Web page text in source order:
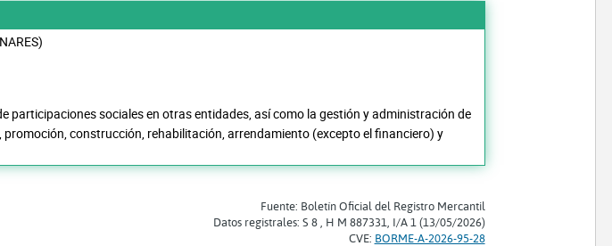
participaciones sociales en otras entidades, así como la gestión y administración de
construcción, rehabilitación, arrendamiento (excepto el financiero) y
Fuente: Boletín Oficial del Registro Mercantil
Datos registrales: S 8 , H M 887331, I/A 1 (13/05/2026)
CVE: BORME-A-2026-95-28